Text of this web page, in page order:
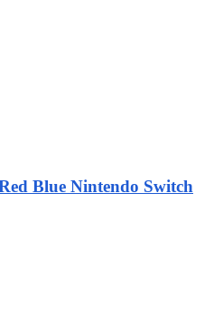
Blue Nintendo Switch